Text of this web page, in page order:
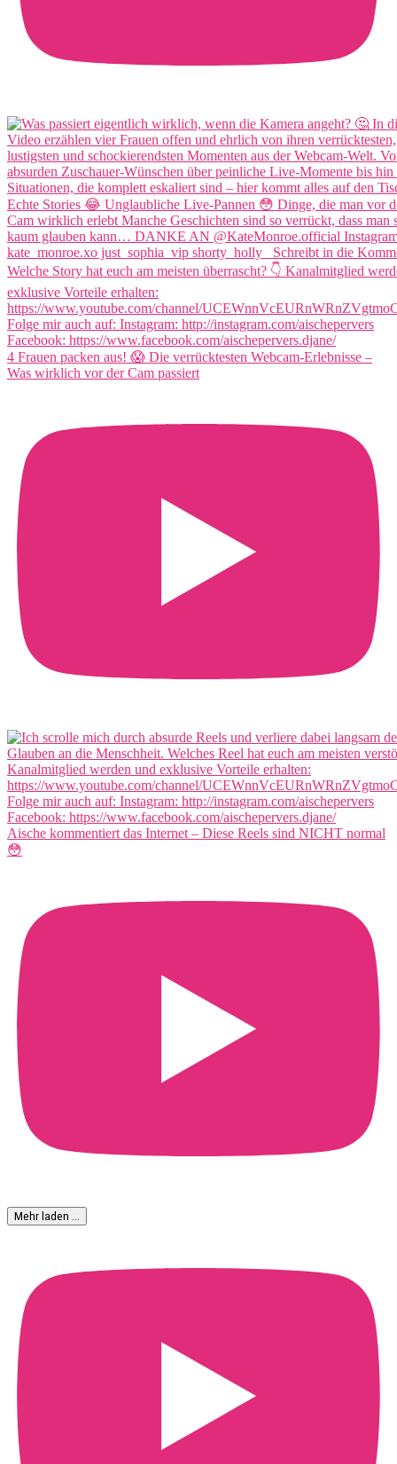
4 Frauen packen aus! 😱 Die verrücktesten Webcam-Erlebnisse –
Was wirklich vor der Cam passiert
Aische kommentiert das Internet – Diese Reels sind NICHT normal
😳
Mehr laden …